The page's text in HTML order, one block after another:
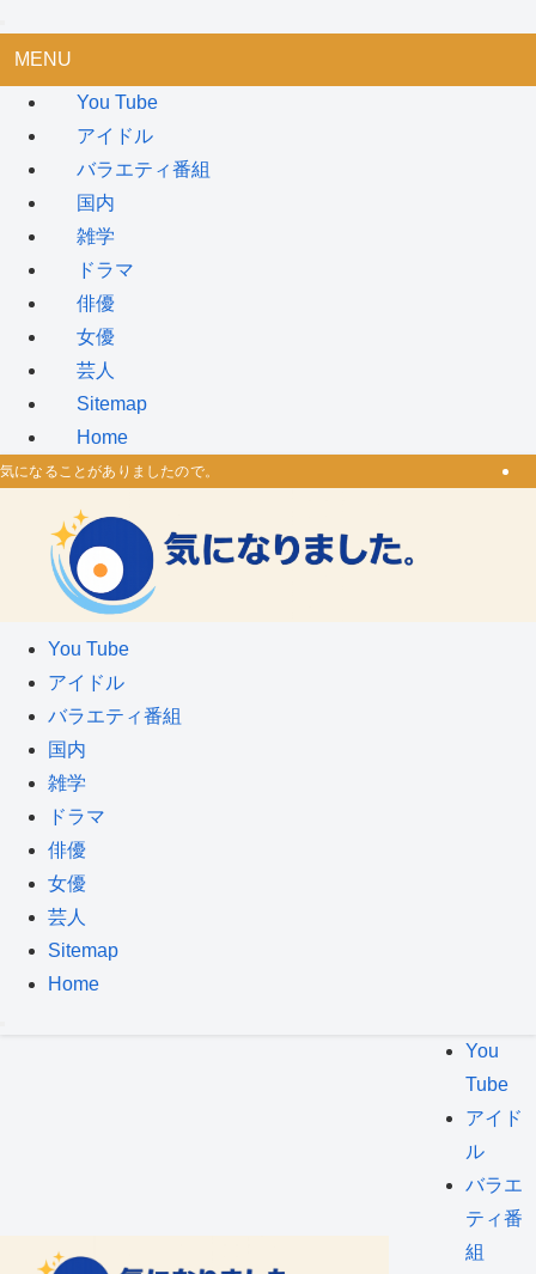
MENU
You Tube
アイドル
バラエティ番組
国内
雑学
ドラマ
俳優
女優
芸人
Sitemap
Home
気になることがありましたので。
You Tube
アイドル
バラエティ番組
国内
雑学
ドラマ
俳優
女優
芸人
Sitemap
Home
You
Tube
アイド
ル
バラエ
ティ番
組